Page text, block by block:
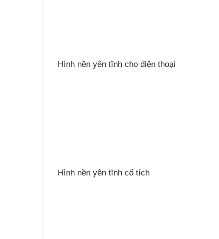
Hình nền yên tĩnh cho điện thoại
Hình nền yên tĩnh cổ tích